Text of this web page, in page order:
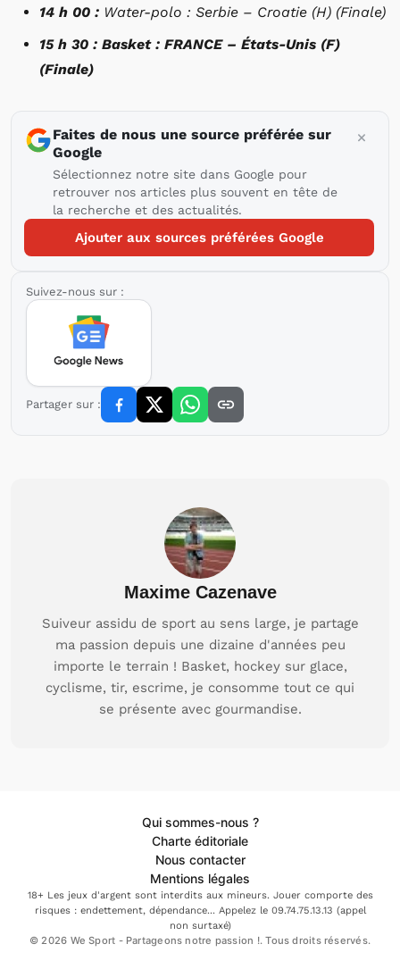
14 h 00 : Water-polo : Serbie – Croatie (H) (Finale)
15 h 30 : Basket : FRANCE – États-Unis (F)
(Finale)
Faites de nous une source préférée sur
Google
Sélectionnez notre site dans Google pour
retrouver nos articles plus souvent en tête de
la recherche et des actualités.
Ajouter aux sources préférées Google
Suivez-nous sur :
Partager sur :
Maxime Cazenave
Suiveur assidu de sport au sens large, je partage
ma passion depuis une dizaine d'années peu
importe le terrain ! Basket, hockey sur glace,
cyclisme, tir, escrime, je consomme tout ce qui
se présente avec gourmandise.
Qui sommes-nous ?
Charte éditoriale
Nous contacter
Mentions légales
18+ Les jeux d'argent sont interdits aux mineurs. Jouer comporte des
risques : endettement, dépendance... Appelez le 09.74.75.13.13 (appel
non surtaxé)
© 2026 We Sport - Partageons notre passion !. Tous droits réservés.